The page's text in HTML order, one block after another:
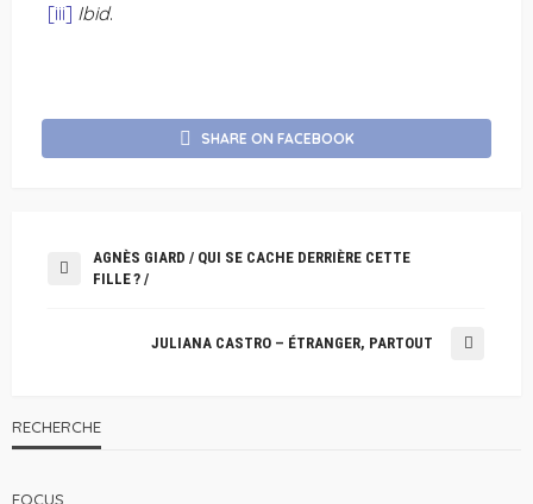
[iii] Ibid.
SHARE ON FACEBOOK
AGNÈS GIARD / QUI SE CACHE DERRIÈRE CETTE
FILLE ? /
JULIANA CASTRO – ÉTRANGER, PARTOUT
RECHERCHE
FOCUS